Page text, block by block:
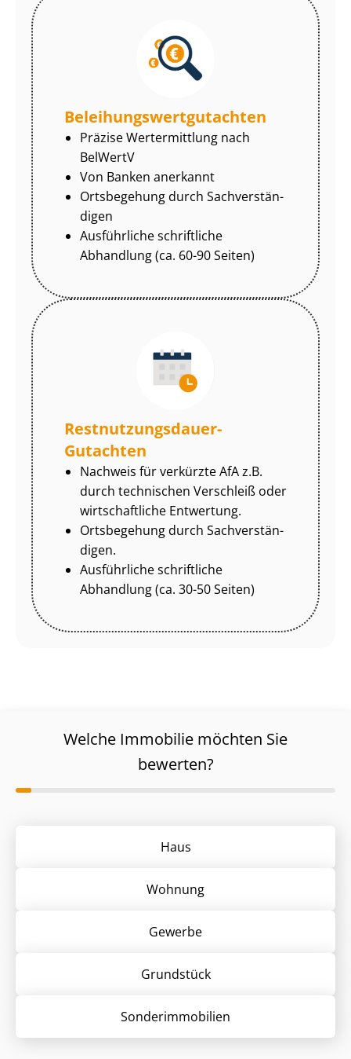
Be­lei­hungs­wert­gut­ach­ten
Präzise Wertermittlung nach
BelWertV
Von Banken anerkannt
Ortsbegehung durch Sach­ver­stän­
di­gen
Ausführliche schriftliche
Abhandlung (ca. 60-90 Seiten)
Rest­nut­zungs­dau­er-
Gutachten
Nachweis für verkürzte AfA z.B.
durch technischen Verschleiß oder
wirtschaftliche Entwertung.
Ortsbegehung durch Sach­ver­stän­
di­gen.
Ausführliche schriftliche
Abhandlung (ca. 30-50 Seiten)
Welche Immobilie möchten Sie
bewerten?
Haus
Wohnung
Gewerbe
Grund­stück
Sonder­immobilien